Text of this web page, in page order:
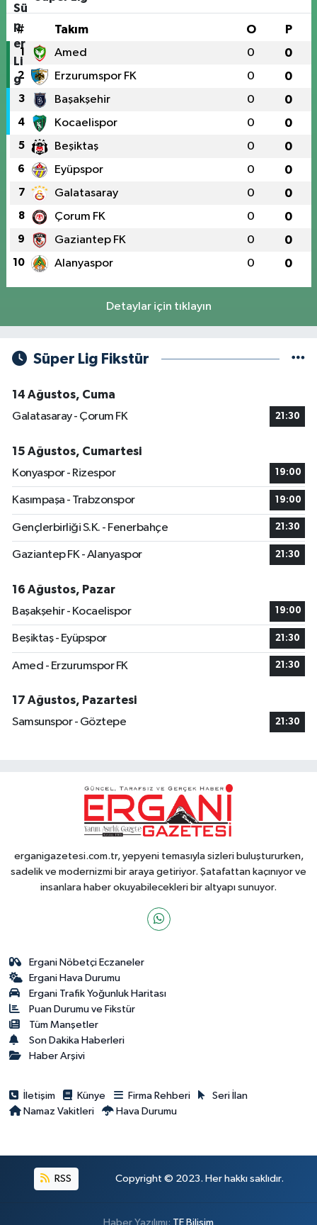
# Takım O P
1 Amed 0 0
2 Erzurumspor FK 0 0
3 Başakşehir 0 0
4 Kocaelispor 0 0
5 Beşiktaş 0 0
6 Eyüpspor 0 0
7 Galatasaray 0 0
8 Çorum FK 0 0
9 Gaziantep FK 0 0
10 Alanyaspor 0 0
Detaylar için tıklayın
Süper Lig Fikstür
14 Ağustos, Cuma
Galatasaray - Çorum FK
21:30
15 Ağustos, Cumartesi
Konyaspor - Rizespor
19:00
Kasımpaşa - Trabzonspor 19:00
Gençlerbirliği S.K. - Fenerbahçe 21:30
Gaziantep FK - Alanyaspor 21:30
16 Ağustos, Pazar
Başakşehir - Kocaelispor
19:00
Beşiktaş - Eyüpspor 21:30
Amed - Erzurumspor FK 21:30
17 Ağustos, Pazartesi
Samsunspor - Göztepe
21:30
erganigazetesi.com.tr, yepyeni temasıyla sizleri buluştururken,
sadelik ve modernizmi bir araya getiriyor. Şatafattan kaçınıyor ve
insanlara haber okuyabilecekleri bir altyapı sunuyor.
Ergani Nöbetçi Eczaneler
Ergani Hava Durumu
Ergani Trafik Yoğunluk Haritası
Puan Durumu ve Fikstür
Tüm Manşetler
Son Dakika Haberleri
Haber Arşivi
İletişim Künye Firma Rehberi
Seri İlan
Namaz Vakitleri
Hava Durumu
RSS Copyright © 2023. Her hakkı saklıdır.
Haber Yazılımı: TE Bilişim